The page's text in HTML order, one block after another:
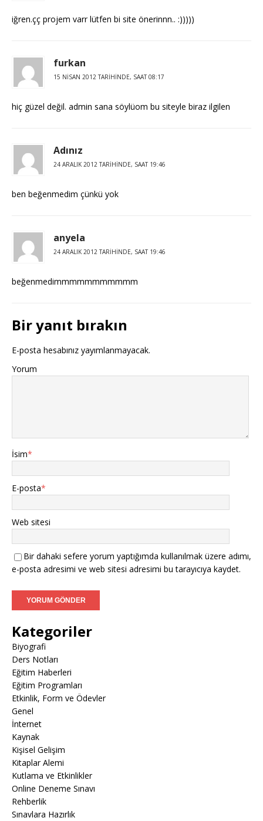
iğren.çç projem varr lütfen bi site önerinnn.. :)))))
furkan
15 NISAN 2012 TARIHINDE, SAAT 08:17
hiç güzel değil. admin sana söylüom bu siteyle biraz ilgilen
Adınız
24 ARALIK 2012 TARIHINDE, SAAT 19:46
ben beğenmedim çünkü yok
anyela
24 ARALIK 2012 TARIHINDE, SAAT 19:46
beğenmedimmmmmmmmmmm
Bir yanıt bırakın
E-posta hesabınız yayımlanmayacak.
Yorum
İsim*
E-posta*
Web sitesi
Bir dahaki sefere yorum yaptığımda kullanılmak üzere adımı,
e-posta adresimi ve web sitesi adresimi bu tarayıcıya kaydet.
Kategoriler
Biyografi
Ders Notları
Eğitim Haberleri
Eğitim Programları
Etkinlik, Form ve Ödevler
Genel
İnternet
Kaynak
Kişisel Gelişim
Kitaplar Alemi
Kutlama ve Etkinlikler
Online Deneme Sınavı
Rehberlik
Sınavlara Hazırlık